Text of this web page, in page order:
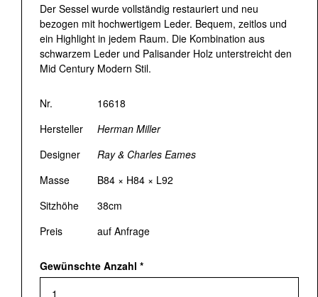
Der Sessel wurde vollständig restauriert und neu
bezogen mit hochwertigem Leder. Bequem, zeitlos und
ein Highlight in jedem Raum. Die Kombination aus
schwarzem Leder und Palisander Holz unterstreicht den
Mid Century Modern Stil.
Nr.
16618
Hersteller
Herman Miller
Designer
Ray & Charles Eames
Masse
B84 × H84 × L92
Sitzhöhe
38cm
Preis
auf Anfrage
Gewünschte Anzahl *